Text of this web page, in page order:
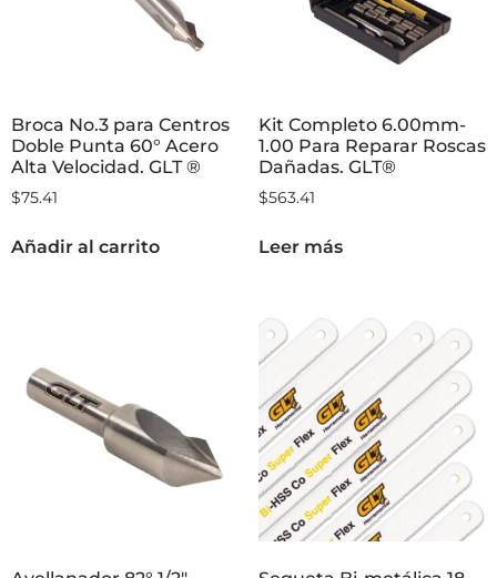
Broca No.3 para Centros
Doble Punta 60° Acero
Alta Velocidad. GLT ®
$75.41
Añadir al carrito
Kit Completo 6.00mm-
1.00 Para Reparar Roscas
Dañadas. GLT®
$563.41
Leer más